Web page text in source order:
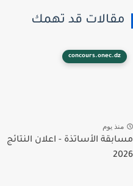
قد تهمك
concours.onec.dz
يوم
الأساتذة - اعلان النتائج